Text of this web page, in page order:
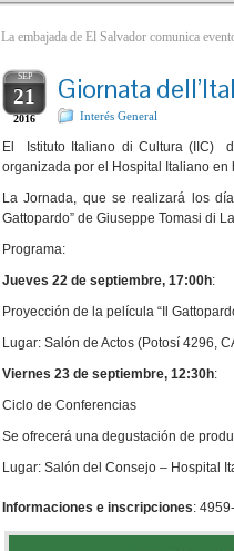
La embajada de El Salvador comunica
SEP
21
2016
Giornata
Interés General
El Istituto Italiano di Cultura (IIC)
organizada por el Hospital Italiano
La Jornada, que se realizará los
Gattopardo” de Giuseppe Tomasi di
Programa:
Jueves 22 de septiembre, 17:00h:
Proyección de la película “Il
Lugar: Salón de Actos (Potosí 4296,
Viernes 23 de septiembre, 12:30h:
Ciclo de Conferencias
Se ofrecerá una degustación de
Lugar: Salón del Consejo – Hospital
Informaciones e inscripciones: